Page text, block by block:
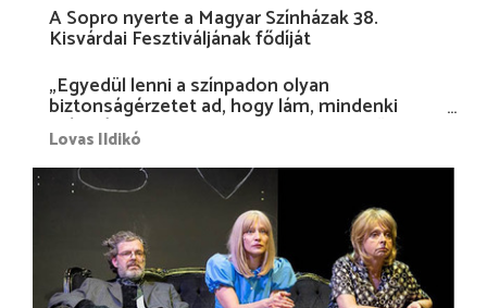
A Sopro nyerte a Magyar Színházak 38.
Kisvárdai Fesztiváljának fődíját
„Egyedül lenni a színpadon olyan
biztonságérzetet ad, hogy lám, mindenki
más nélkül is megvagyok magammal…”
Lovas Ildikó